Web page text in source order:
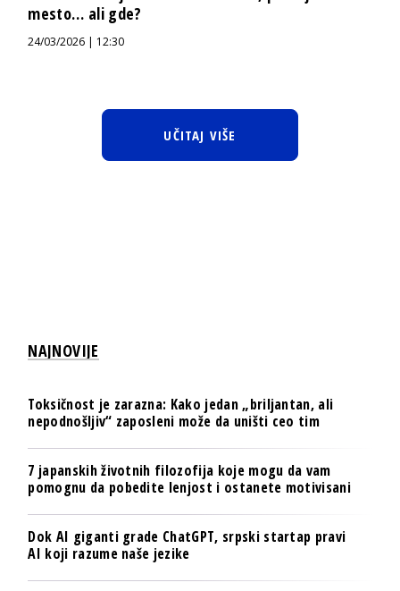
mesto… ali gde?
24/03/2026 | 12:30
UČITAJ VIŠE
NAJNOVIJE
Toksičnost je zarazna: Kako jedan „briljantan, ali
nepodnošljiv“ zaposleni može da uništi ceo tim
7 japanskih životnih filozofija koje mogu da vam
pomognu da pobedite lenjost i ostanete motivisani
Dok AI giganti grade ChatGPT, srpski startap pravi
AI koji razume naše jezike